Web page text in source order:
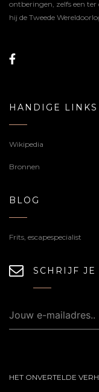
ontberingen, zelfs een
hij de Tweede
HANDIGE LINKS
Wikipedia
Bronnen
BLOG
Frits, escapespecialist
SCHRIJF
HET ONVERTELDE